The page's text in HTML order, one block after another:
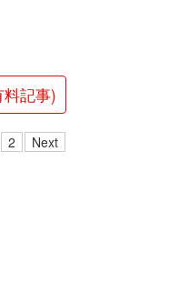
記事)
2 Next